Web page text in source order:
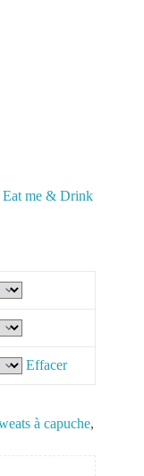
Eat me & Drink
Effacer
à capuche,